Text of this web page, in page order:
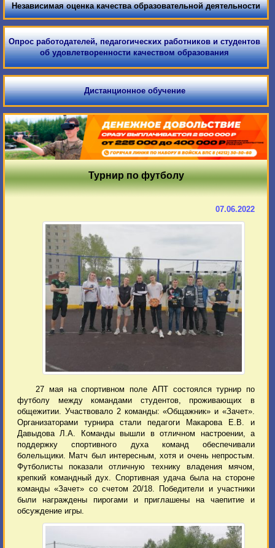
Независимая оценка качества образовательной деятельности
Опрос работодателей, педагогических работников и студентов
об удовлетворенности качеством образования
Дистанционное обучение
Турнир по футболу
07.06.2022
27 мая на спортивном поле АПТ состоялся турнир по
футболу между командами студентов, проживающих в
общежитии. Участвовало 2 команды: «Общажник» и «Зачет».
Организаторами турнира стали педагоги Макарова Е.В. и
Давыдова Л.А. Команды вышли в отличном настроении, а
поддержку спортивного духа команд обеспечивали
болельщики. Матч был интересным, хотя и очень непростым.
Футболисты показали отличную технику владения мячом,
крепкий командный дух. Спортивная удача была на стороне
команды «Зачет» со счетом 20/18. Победители и участники
были награждены пирогами и приглашены на чаепитие и
обсуждение игры.